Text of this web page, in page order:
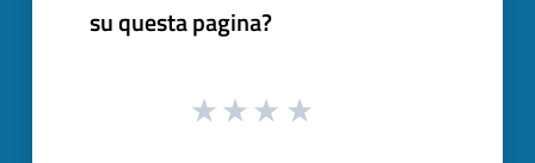
su questa pagina?